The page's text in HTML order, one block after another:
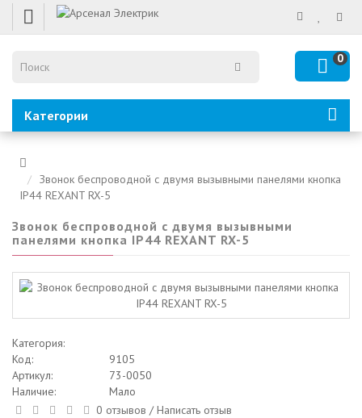
0
Категории
Звонок беспроводной с двумя вызывными панелями кнопка
IP44 REXANT RX-5
Звонок беспроводной с двумя вызывными
панелями кнопка IP44 REXANT RX-5
Категория:
Код:
9105
Артикул:
73-0050
Наличие:
Мало
0 отзывов /Написать отзыв